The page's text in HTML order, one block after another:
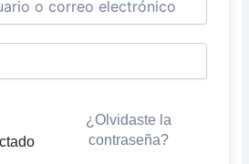
¿Olvidaste la
contraseña?